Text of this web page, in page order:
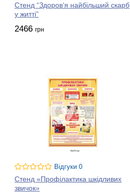
Стенд “Здоров’я найбільший скарб
у житті”
2466 грн
Відгуки 0
Стенд «Профілактика шкідливих
звичок»